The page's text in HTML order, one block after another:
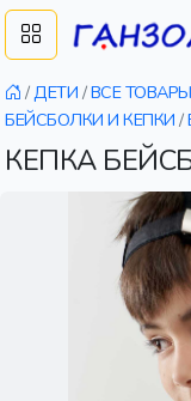
/ДЕТИ /ВСЕ ТОВАРЫ
БЕЙСБОЛКИ И КЕПКИ /
КЕПКА